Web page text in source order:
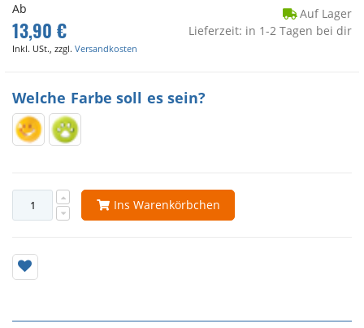
Ab
13,90 €
Inkl. USt., zzgl. Versandkosten
Auf Lager
Lieferzeit: in 1-2 Tagen bei dir
Welche Farbe soll es sein?
Ins Warenkörbchen